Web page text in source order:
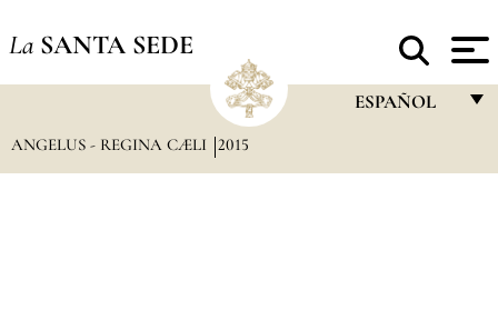
La SANTA SEDE
ESPAÑOL
ANGELUS - REGINA CÆLI 2015